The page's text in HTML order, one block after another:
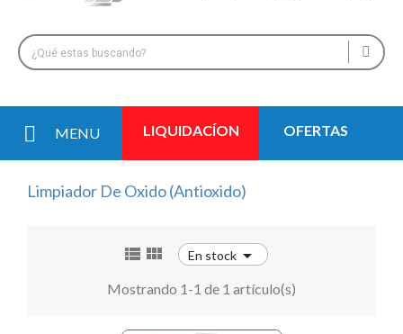
MENU LIQUIDACÍON OFERTAS
Limpiador De Oxido (Antioxido)
  En stock 
Mostrando 1-1 de 1 artículo(s)